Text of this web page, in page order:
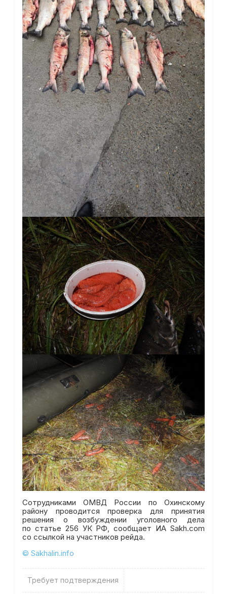
Сотрудниками ОМВД России по Охинскому
району проводится проверка для принятия
решения о возбуждении уголовного дела
по статье 256 УК РФ, сообщает ИА Sakh.com
со ссылкой на участников рейда.
© Sakhalin.info
Требует подтверждения